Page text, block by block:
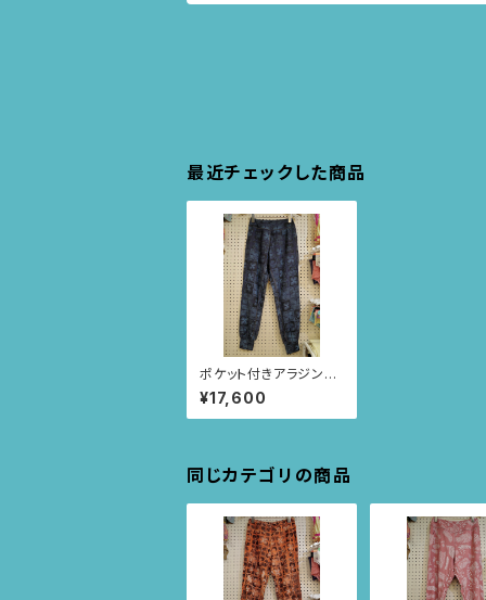
最近チェックした商品
ポケット付きアラジンパ
ンツ size S(ダークネ
イビー/スクエアニャン
ドゥティ柄) 65
¥17,600
同じカテゴリの商品